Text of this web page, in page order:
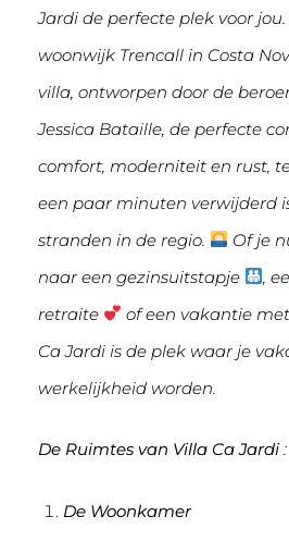
Jardi de perfecte plek voor jou.
woonwijk Trencall in Costa
villa, ontworpen door de
Jessica Bataille, de perfecte
comfort, moderniteit en rust,
een paar minuten verwijderd
stranden in de regio.
Of je
naar een gezinsuitstapje
,
retraite
of een vakantie
Ca Jardi is de plek waar je
werkelijkheid worden.
De Ruimtes van Villa Ca Jardi :
De Woonkamer